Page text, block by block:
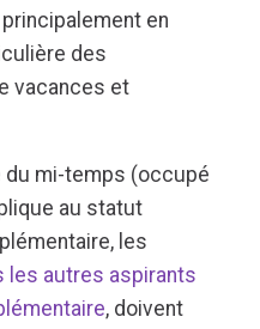
en
des
vacances et
du mi-temps (occupé
au statut
les
les autres aspirants
, doivent